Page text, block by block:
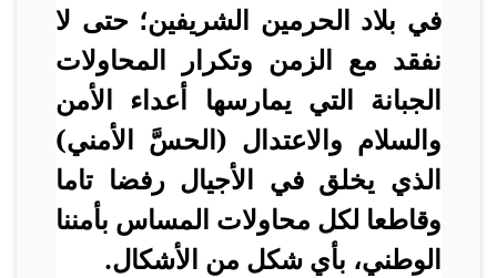
في بلاد الحرمين الشريفين؛ حتى لا
نفقد مع الزمن وتكرار المحاولات
الجبانة التي يمارسها أعداء الأمن
والسلام والاعتدال (الحسَّ الأمني)
الذي يخلق في الأجيال رفضا تاما
وقاطعا لكل محاولات المساس بأمننا
الوطني، بأي شكل من الأشكال.